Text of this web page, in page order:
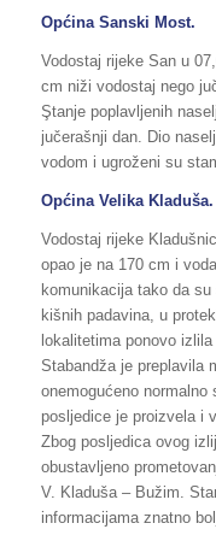
Općina Sanski Most.
Vodostaj rijeke San u
cm niži vodostaj nego
Ştanje poplavljenih
jučerašnji dan. Dio
vodom i ugroženi su
Općina Velika Kladuša.
Vodostaj rijeke
opao je na 170 cm i
komunikacija tako da
kišnih padavina, u
lokalitetima ponovo
Stabandža je preplavila
onemogućeno
posljedice je proizvela i
Zbog posljedica ovog
obustavljeno
V. Kladuša – Bužim.
informacijama znatno